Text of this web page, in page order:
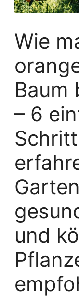
Wie
Baum
– 6
und